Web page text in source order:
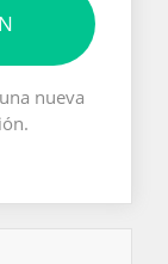
nueva